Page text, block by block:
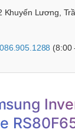
Khuyến Lương,
086.905.1288 (8:00